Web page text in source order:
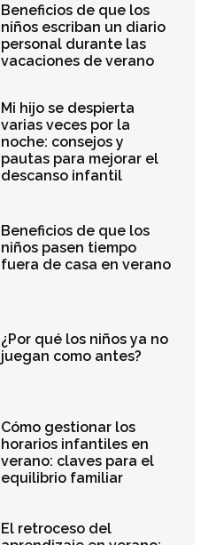
Beneficios de que los
niños escriban un diario
personal durante las
vacaciones de verano
Mi hijo se despierta
varias veces por la
noche: consejos y
pautas para mejorar el
descanso infantil
Beneficios de que los
niños pasen tiempo
fuera de casa en verano
¿Por qué los niños ya no
juegan como antes?
Cómo gestionar los
horarios infantiles en
verano: claves para el
equilibrio familiar
El retroceso del